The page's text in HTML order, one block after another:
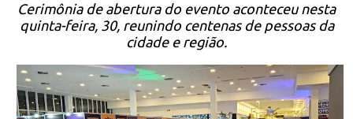
Cerimônia de abertura do evento aconteceu nesta
quinta-feira, 30, reunindo centenas de pessoas da
cidade e região.